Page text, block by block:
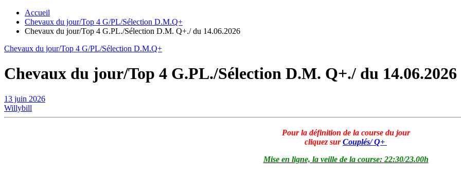
Accueil
Chevaux du jour/Top 4 G/PL/Sélection D.M.Q+
Chevaux du jour/Top 4 G.PL./Sélection D.M. Q+./ du 14.06.2026
Chevaux du jour/Top 4 G/PL/Sélection D.M.Q+
Chevaux du jour/Top 4 G.PL./Sélection D.M. Q+./ du 14.06.2026
13 juin 2026
Willybill
Pour la définition de la course du jour
cliquez sur Couplés/ Q+
Mise en ligne, la veille de la course: 22:30/23.00h